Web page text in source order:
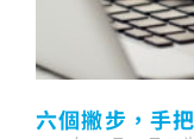
六個撇步，手